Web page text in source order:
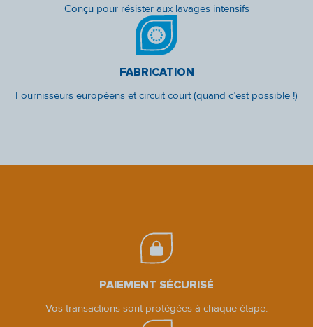
Conçu pour résister aux lavages intensifs
FABRICATION
Fournisseurs européens et circuit court (quand c’est possible !)
PAIEMENT SÉCURISÉ
Vos transactions sont protégées à chaque étape.